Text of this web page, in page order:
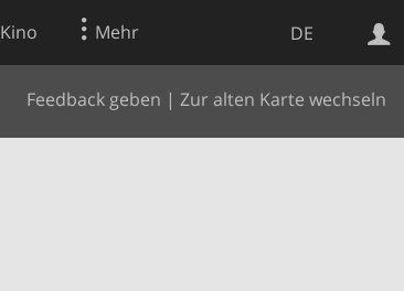
DE
Kino Mehr
Feedback geben | Zur alten Karte wechseln
Websuche